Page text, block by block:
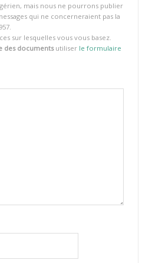
mais nous ne pourrons publier
qui ne concerneraient pas la
sur lesquelles vous vous basez.
des documentsutiliser le formulaire